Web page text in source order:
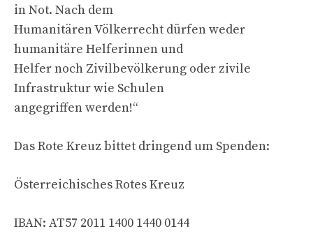
in Not. Nach dem
Humanitären Völkerrecht dürfen weder
humanitäre Helferinnen und
Helfer noch Zivilbevölkerung oder zivile
Infrastruktur wie Schulen
angegriffen werden!“
Das Rote Kreuz bittet dringend um Spenden:
Österreichisches Rotes Kreuz
IBAN: AT57 2011 1400 1440 0144